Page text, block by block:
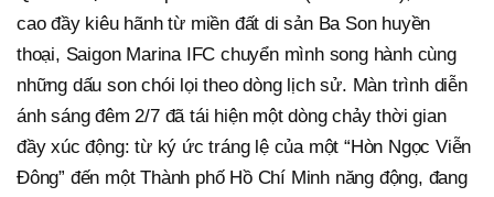
cao đầy kiêu hãnh từ miền đất di sản Ba Son huyền
thoại, Saigon Marina IFC chuyển mình song hành cùng
những dấu son chói lọi theo dòng lịch sử. Màn trình diễn
ánh sáng đêm 2/7 đã tái hiện một dòng chảy thời gian
đầy xúc động: từ ký ức tráng lệ của một “Hòn Ngọc Viễn
Đông” đến một Thành phố Hồ Chí Minh năng động, đang